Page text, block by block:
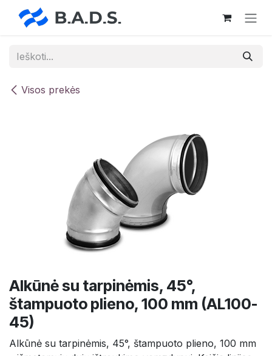
Skip to Content
Visos prekės
Alkūnė su tarpinėmis, 45°,
štampuoto plieno, 100 mm (AL100-
45)
Alkūnė su tarpinėmis, 45°, štampuoto plieno, 100 mm